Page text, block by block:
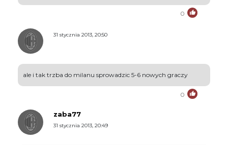
0
31 stycznia 2013, 20:50
ale i tak trzba do milanu sprowadzic 5-6 nowych graczy
0
zaba77
31 stycznia 2013, 20:49